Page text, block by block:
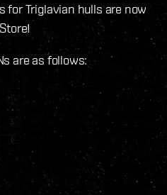
for Triglavian hulls are now
are as follows: